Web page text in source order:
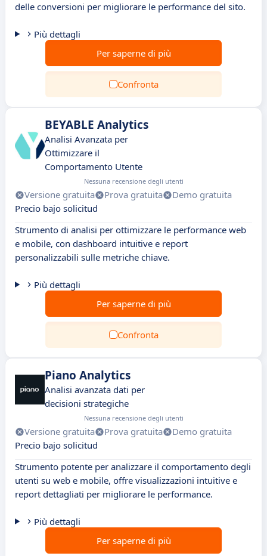
delle conversioni per migliorare le performance del sito.
Più dettagli
Per saperne di più
Confronta
BEYABLE Analytics
Analisi Avanzata per
Ottimizzare il
Comportamento Utente
Nessuna recensione degli utenti
Versione gratuita Prova gratuita
Demo gratuita
Precio bajo solicitud
Strumento di analisi per ottimizzare le performance web
e mobile, con dashboard intuitive e report
personalizzabili sulle metriche chiave.
Più dettagli
Per saperne di più
Confronta
Piano Analytics
Analisi avanzata dati per
decisioni strategiche
Nessuna recensione degli utenti
Versione gratuita Prova gratuita
Demo gratuita
Precio bajo solicitud
Strumento potente per analizzare il comportamento degli
utenti su web e mobile, offre visualizzazioni intuitive e
report dettagliati per migliorare le performance.
Più dettagli
Per saperne di più